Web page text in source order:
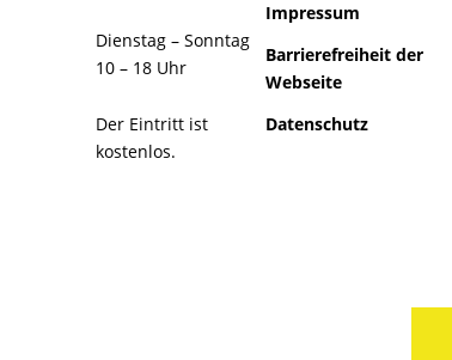
Dienstag – Sonntag
10 – 18 Uhr
Der Eintritt ist
kostenlos.
Impressum
Barrierefreiheit der
Webseite
Datenschutz